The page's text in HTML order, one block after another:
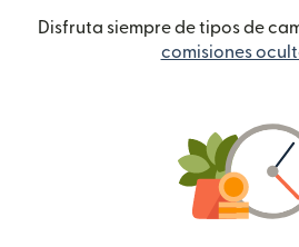
Disfruta siempre de tipos de
comisiones